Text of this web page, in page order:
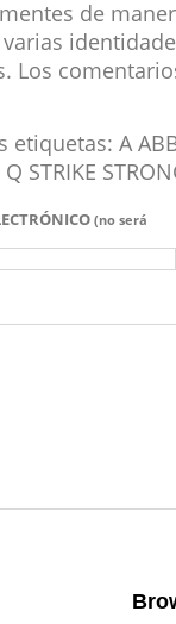
de
Los
A
STRIKE
(no será